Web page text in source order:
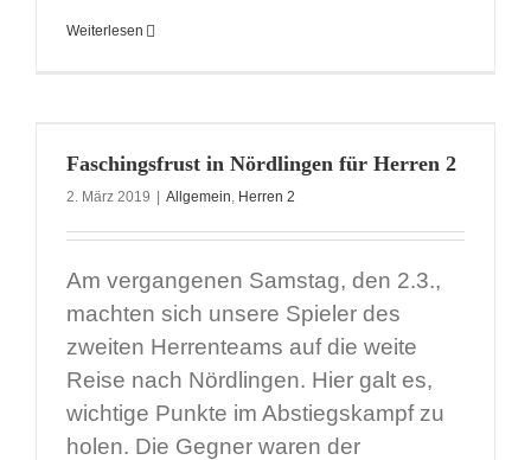
Weiterlesen
Faschingsfrust in Nördlingen für Herren 2
2. März 2019 Allgemein, Herren 2
Am vergangenen Samstag, den 2.3.,
machten sich unsere Spieler des
zweiten Herrenteams auf die weite
Reise nach Nördlingen. Hier galt es,
wichtige Punkte im Abstiegskampf zu
holen. Die Gegner waren der